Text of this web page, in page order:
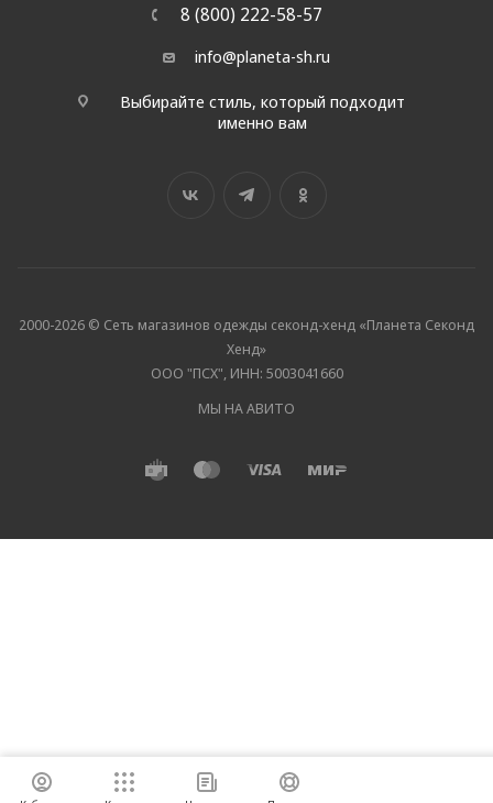
8 (800) 222-58-57
info@planeta-sh.ru
Выбирайте стиль, который подходит
именно вам
2000-2026 © Сеть магазинов одежды секонд-хенд «Планета Секонд
Хенд»
ООО "ПСХ", ИНН: 5003041660
МЫ НА АВИТО